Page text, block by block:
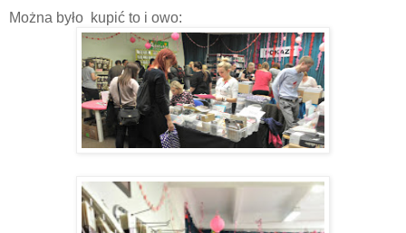
Można było kupić to i owo: